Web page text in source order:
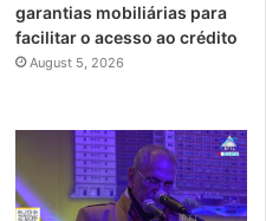
garantias mobiliárias para
facilitar o acesso ao crédito
August 5, 2026